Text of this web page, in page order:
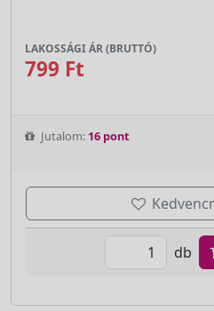
LAKOSSÁGI ÁR (BRUTTÓ)
799 Ft
Jutalom: 16 pont
db